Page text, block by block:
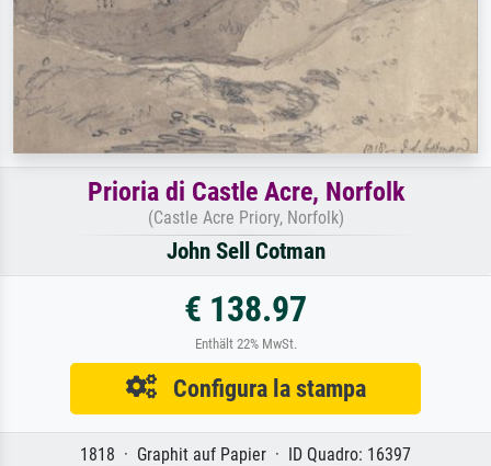
Prioria di Castle Acre, Norfolk
(Castle Acre Priory, Norfolk)
John Sell Cotman
€ 138.97
Enthält 22% MwSt.
Configura la stampa
1818 · Graphit auf Papier · ID Quadro: 16397